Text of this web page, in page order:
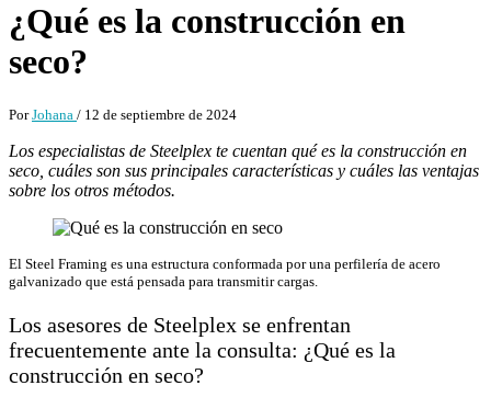
¿Qué es la construcción en
seco?
PorJohana / 12 de septiembre de 2024
Los especialistas de Steelplex te cuentan qué es la construcción en
seco, cuáles son sus principales características y cuáles las ventajas
sobre los otros métodos.
El Steel Framing es una estructura conformada por una perfilería de acero
galvanizado que está pensada para transmitir cargas.
Los asesores de Steelplex se enfrentan
frecuentemente ante la consulta: ¿Qué es la
construcción en seco?